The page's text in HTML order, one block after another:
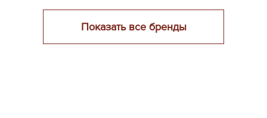
Показать все бренды